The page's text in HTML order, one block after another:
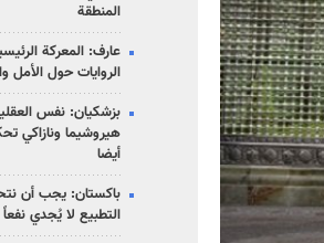
المنطقة
عارف: المعركة
الروايات حول الأمل
بزشكيان: نفس
هيروشيما ونازاكي
أيضا
باكستان: يجب أن
التطبيع لا يُجدي نفعاً